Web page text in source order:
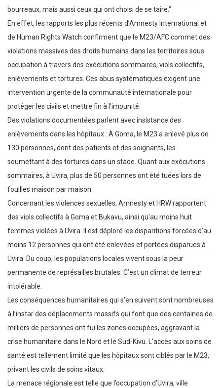
bourreaux, mais aussi ceux qui ont choisi de se taire.”
En effet, les rapports les plus récents d’Amnesty International et
de Human Rights Watch confirment que le M23/AFC commet des
violations massives des droits humains dans les territoires sous
occupation à travers des exécutions sommaires, viols collectifs,
enlèvements et tortures. Ces abus systématiques exigent une
intervention urgente de la communauté internationale pour
protéger les civils et mettre fin à l’impunité.
Des violations documentées parlent avec insistance des
enlèvements dans les hôpitaux : À Goma, le M23 a enlevé plus de
130 personnes, dont des patients et des soignants, les
soumettant à des tortures dans un stade. Quant aux exécutions
sommaires, à Uvira, plus de 50 personnes ont été tuées lors de
fouilles maison par maison.
Concernant les violences sexuelles, Amnesty et HRW rapportent
des viols collectifs à Goma et Bukavu, ainsi qu’au moins huit
femmes violées à Uvira. Il est déploré les disparitions forcées d’au
moins 12 personnes qui ont été enlevées et portées disparues à
Uvira. Du coup, les populations locales vivent sous la peur
permanente de représailles brutales. C’est un climat de terreur
intolérable.
Les conséquences humanitaires qui s’en suivent sont nombreuses
à l’instar des déplacements massifs qui font que des centaines de
milliers de personnes ont fui les zones occupées, aggravant la
crise humanitaire dans le Nord et le Sud-Kivu. L’accès aux soins de
santé est tellement limité que les hôpitaux sont ciblés par le M23,
privant les civils de soins vitaux.
La menace régionale est telle que l’occupation d’Uvira, ville